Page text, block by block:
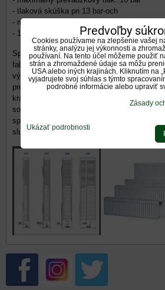
- tlaková skúška pri 13 bar-och
- montážna sada tvorí príslušenstvo
- 10 ročná záruka
Spoločnosť vyprodukuje ročne viac ako dva
fabrikami a tromi vývojovými podnikmi je
výrobcov radiátorov v Turecku. Vďaka
produktom má vedúce postavenie nielen v
krajinách. Cieľom spoločnosti je
sortiment, vývoj v súlade s požiadavkami
spoľahlivej servisnej siete s poskytovaním
služieb pre zákazníkov.
Predvoľby
Cookies používame na zlepšenie vašej
stránky, analýzu jej výkonnosti a
používaní. Na tento účel môžeme použiť
strán a zhromaždené údaje sa môžu
USA alebo iných krajinách. Kliknutím na
vyjadrujete svoj súhlas s týmto
podrobné informácie alebo upraviť
Zásady
Ukázať podrobnosti